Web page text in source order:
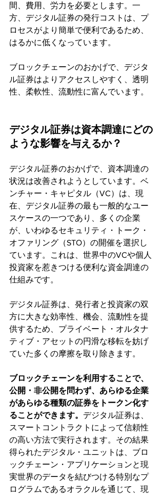
間、費用、労力を必要とします。一
方、デジタル証券の発行コストは、プ
ロセスがより簡単で便利であるため、
はるかに低くなっています。
ブロックチェーンのおかげで、デジタ
ル証券はよりアクセスしやすく、透明
性、柔軟性、流動性に富んでいます。
デジタル証券は資本調達にどの
ような影響を与えるか？
デジタル証券のおかげで、資本調達の
状況は改善されようとしています。ベ
ンチャー・キャピタル（VC）は、現
在、デジタル証券の最も一般的なユー
スケースの一つであり、多くの企業
が、いわゆるセキュリティ・トーク・
オファリング（STO）の開催を選択し
ています。これは、世界中のVCや個人
投資家を惹きつける便利な資金調達の
仕組みです。
デジタル証券は、発行者と投資家の双
方に大きな効率性、機会、流動性を提
供するため、プライベート・オルタナ
ティブ・アセットの円滑な移転を妨げ
ていた多くの摩擦を取り除きます。
ブロックチェーンを利用することで、
公開・非公開を問わず、あらゆる企業
があらゆる種類の証券をトークン化す
ることができます。 デジタル証券は、
スマートコントラクトによって信頼性
の高い方法で実行されます。その結果
得られたデジタル・ユニットは、ブロ
ックチェーン・アプリケーションと現
実世界のデータを結びつける特別なプ
ログラムであるオラクルを通じて、現